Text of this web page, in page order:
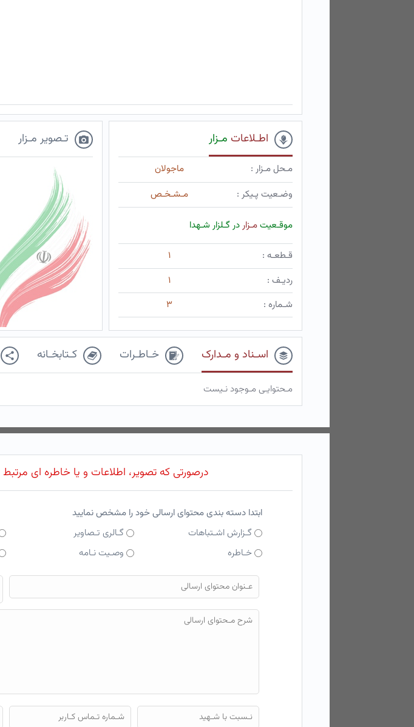
اطـلاعات مـزار
مـحل مـزار :
ماجولان
وضـعیت پـیکر :
مـشـخـص
موقـعیتمـزاردر گـلزار شـهدا
قـطعـه :
۱
ردیـف :
۱
شـماره :
۳
تـصویر مـزار
اسـناد و مـدارک خـاطـرات کـتابخـانه
مـحتوایـی مـوجود نـیست
درصورتی که تصویر، اطلاعات و یا خاطره ای مرتبط
ابتدا دسته بندی محتوای ارسالی خود را مشخص نمایید
گـزارش اشـتباهات
گـالری تـصاویر
خـاطره
وصـیت نـامه